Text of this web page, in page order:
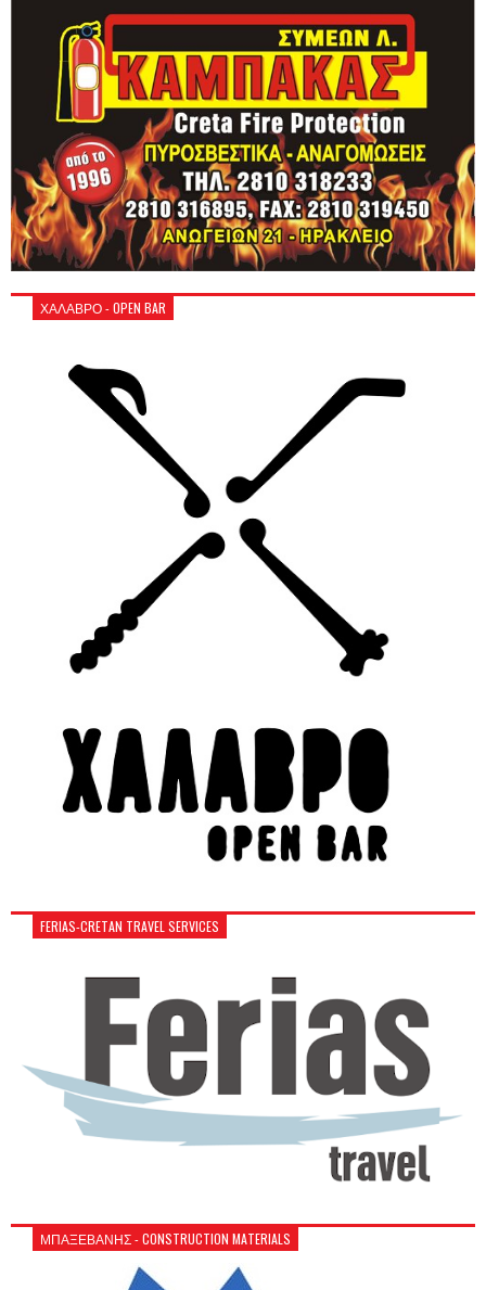
ΧΑΛΑΒΡΟ - OPEN BAR
FERIAS-CRETAN TRAVEL SERVICES
ΜΠΑΞΕΒΑΝΗΣ - CONSTRUCTION MATERIALS